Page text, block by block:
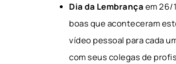
Dia da Lembrança em 26/
boas que aconteceram
vídeo pessoal para cada
com seus colegas de